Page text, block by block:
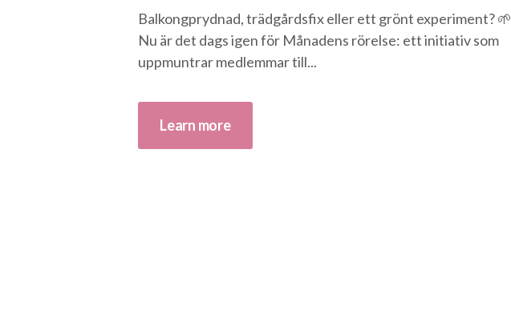
Balkongprydnad, trädgårdsfix eller ett grönt experiment? 🌱
Nu är det dags igen för Månadens rörelse: ett initiativ som
uppmuntrar medlemmar till...
Learn more